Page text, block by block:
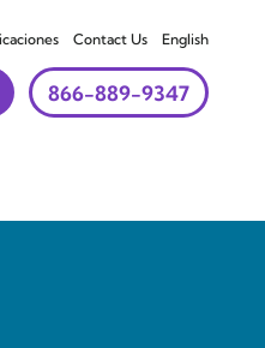
Contact Us English
866-889-9347